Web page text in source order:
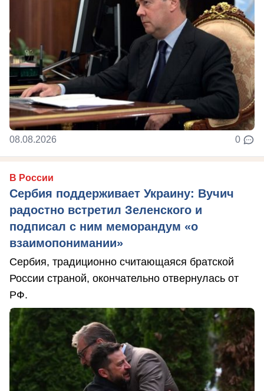
08.08.2026 0
В России
Сербия поддерживает Украину: Вучич
радостно встретил Зеленского и
подписал с ним меморандум «о
взаимопонимании»
Сербия, традиционно считающаяся братской
России страной, окончательно отвернулась от
РФ.